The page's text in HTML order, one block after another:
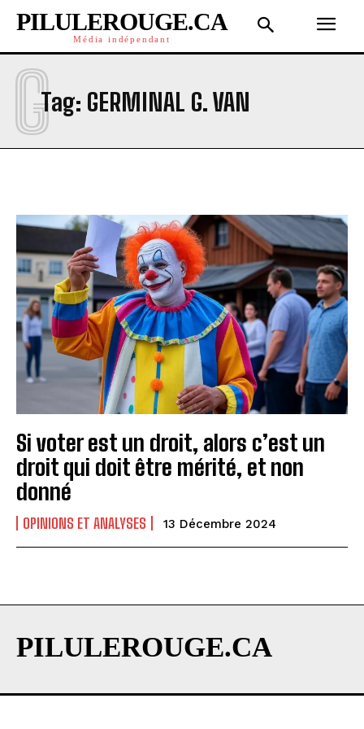
PILULEROUGE.CA
Média indépendant
Tag: GERMINAL G. VAN
G
Si voter est un droit, alors c’est un
droit qui doit être mérité, et non
donné
OPINIONS ET ANALYSES 13 Décembre 2024
PILULEROUGE.CA